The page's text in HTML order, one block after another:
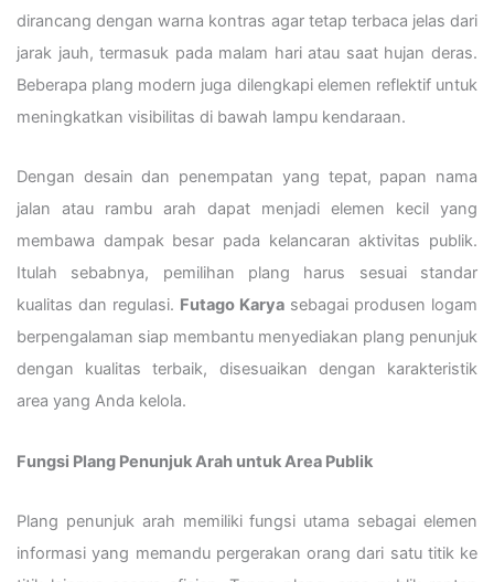
dirancang dengan warna kontras agar tetap terbaca jelas dari
jarak jauh, termasuk pada malam hari atau saat hujan deras.
Beberapa plang modern juga dilengkapi elemen reflektif untuk
meningkatkan visibilitas di bawah lampu kendaraan.
Dengan desain dan penempatan yang tepat, papan nama
jalan atau rambu arah dapat menjadi elemen kecil yang
membawa dampak besar pada kelancaran aktivitas publik.
Itulah sebabnya, pemilihan plang harus sesuai standar
kualitas dan regulasi. Futago Karya sebagai produsen logam
berpengalaman siap membantu menyediakan plang penunjuk
dengan kualitas terbaik, disesuaikan dengan karakteristik
area yang Anda kelola.
Fungsi Plang Penunjuk Arah untuk Area Publik
Plang penunjuk arah memiliki fungsi utama sebagai elemen
informasi yang memandu pergerakan orang dari satu titik ke